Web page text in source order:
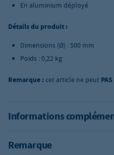
En aluminium déployé
Détails du produit :
Dimensions (Ø) : 500 mm
Poids : 0,22 kg
Remarque :cet article ne peut PAS
Informations
Remarque